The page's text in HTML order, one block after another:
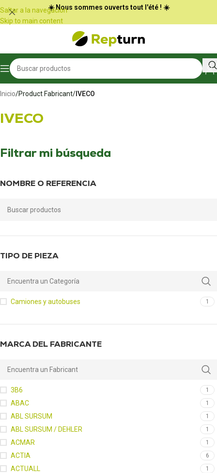
Panel de gestión de cookies
Saltar a la navegación
Skip to main content
☀️ Nous sommes ouverts tout l'été ! ☀️
Inicio/Product Fabricant/ IVECO
IVECO
Filtrar mi búsqueda
NOMBRE O REFERENCIA
TIPO DE PIEZA
Camiones y autobuses 1
MARCA DEL FABRICANTE
3B6 1
ABAC 1
ABL SURSUM 1
ABL SURSUM / DEHLER 1
ACMAR 1
ACTIA 6
ACTUALL 1